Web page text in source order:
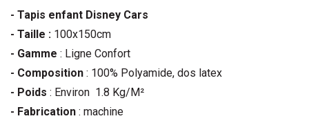
- Tapis enfant Disney Cars
- Taille : 100x150cm
- Gamme : Ligne Confort
- Composition : 100% Polyamide, dos latex
- Poids : Environ 1.8 Kg/M²
- Fabrication : machine